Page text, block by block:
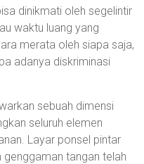
dinikmati oleh segelintir
waktu luang yang
merata oleh siapa saja,
adanya diskriminasi
sebuah dimensi
seluruh elemen
Layar ponsel pintar
tangan telah